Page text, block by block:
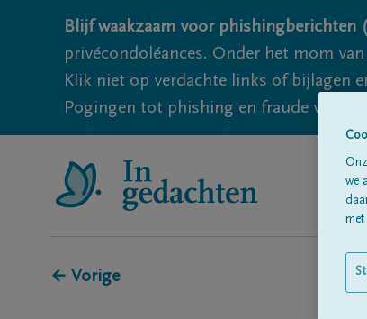
Blijf waakzaam voor
privécondoléances. Onder het mom
Klik niet op verdachte links of bijlagen
Pogingen tot phishing en fraude vallen
← Vorige
we
met